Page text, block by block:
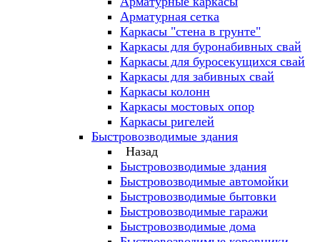
Арматурная сетка
Каркасы "стена в грунте"
Каркасы для буронабивных свай
Каркасы для буросекущихся свай
Каркасы для забивных свай
Каркасы колонн
Каркасы мостовых опор
Каркасы ригелей
Быстровозводимые здания
Назад
Быстровозводимые здания
Быстровозводимые автомойки
Быстровозводимые бытовки
Быстровозводимые гаражи
Быстровозводимые дома